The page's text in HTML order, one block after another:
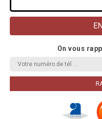
On vous